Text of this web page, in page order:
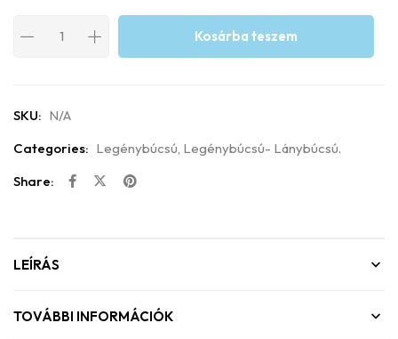
Kosárba teszem
SKU: N/A
Categories: Legénybúcsú Legénybúcsú- Lánybúcsú.
Share:
LEÍRÁS
TOVÁBBI INFORMÁCIÓK